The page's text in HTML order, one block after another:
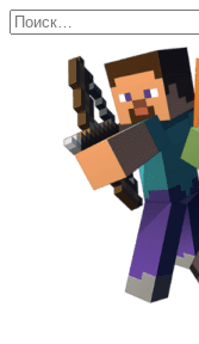
Перейти
к
содержанию
Search
for: